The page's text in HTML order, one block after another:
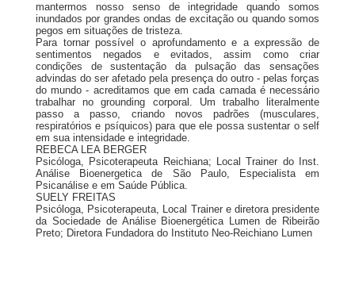
mantermos nosso senso de integridade quando somos
inundados por grandes ondas de excitação ou quando somos
pegos em situações de tristeza.
Para tornar possível o aprofundamento e a expressão de
sentimentos negados e evitados, assim como criar
condições de sustentação da pulsação das sensações
advindas do ser afetado pela presença do outro - pelas forças
do mundo - acreditamos que em cada camada é necessário
trabalhar no grounding corporal. Um trabalho literalmente
passo a passo, criando novos padrões (musculares,
respiratórios e psíquicos) para que ele possa sustentar o self
em sua intensidade e integridade.
REBECA LEA BERGER
Psicóloga, Psicoterapeuta Reichiana; Local Trainer do Inst.
Análise Bioenergetica de São Paulo, Especialista em
Psicanálise e em Saúde Pública.
SUELY FREITAS
Psicóloga, Psicoterapeuta, Local Trainer e diretora presidente
da Sociedade de Análise Bioenergética Lumen de Ribeirão
Preto; Diretora Fundadora do Instituto Neo-Reichiano Lumen